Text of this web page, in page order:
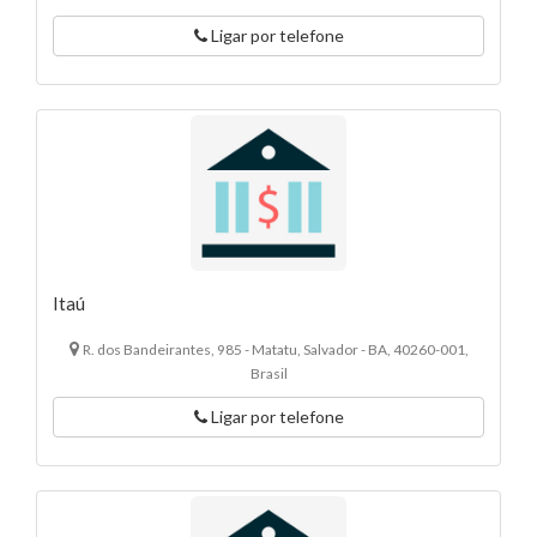
Ligar por telefone
Itaú
R. dos Bandeirantes, 985 - Matatu, Salvador - BA, 40260-001,
Brasil
Ligar por telefone